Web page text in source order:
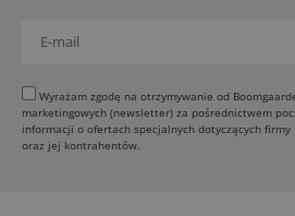
31.07.2026
Kukurydza w Polsce: aktualny
30.07.2026
Amazone ZG-TX
29.07.2026
Wyrażam zgodę na otrzymywanie od
marketingowych (newsletter) za pośrednictwem
informacji o ofertach specjalnych dotyczących firmy
oraz jej kontrahentów.